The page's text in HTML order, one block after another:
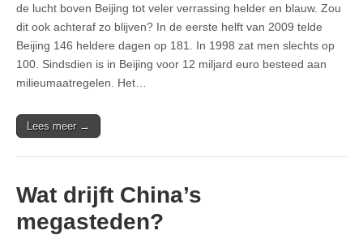
de lucht boven Beijing tot veler verrassing helder en blauw. Zou
dit ook achteraf zo blijven? In de eerste helft van 2009 telde
Beijing 146 heldere dagen op 181. In 1998 zat men slechts op
100. Sindsdien is in Beijing voor 12 miljard euro besteed aan
milieumaatregelen. Het…
Lees meer →
Wat drijft China’s
megasteden?